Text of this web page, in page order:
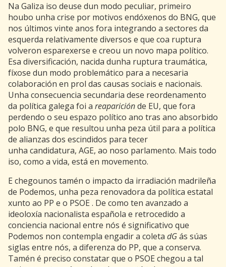
Na Galiza iso deuse dun modo peculiar, primeiro
houbo unha crise por motivos endóxenos do BNG, que
nos últimos vinte anos fora integrando a sectores da
esquerda relativamente diversos e que coa ruptura
volveron esparexerse e creou un novo mapa político.
Esa diversificación, nacida dunha ruptura traumática,
fíxose dun modo problemático para a necesaria
colaboración en prol das causas sociais e nacionais.
Unha consecuencia secundaria dese reordenamento
da política galega foi a reapariciónde EU, que fora
perdendo o seu espazo político ano tras ano absorbido
polo BNG, e que resultou unha peza útil para a política
de alianzas dos escindidos para tecer
unha candidatura, AGE, ao noso parlamento. Mais todo
iso, como a vida, está en movemento.
E chegounos tamén o impacto da irradiación madrileña
de Podemos, unha peza renovadora da política estatal
xunto ao PP e o PSOE . De como ten avanzado a
ideoloxía nacionalista española e retrocedido a
conciencia nacional entre nós é significativo que
Podemos non contempla engadir a coleta dGás súas
siglas entre nós, a diferenza do PP, que a conserva.
Tamén é preciso constatar que o PSOE chegou a tal